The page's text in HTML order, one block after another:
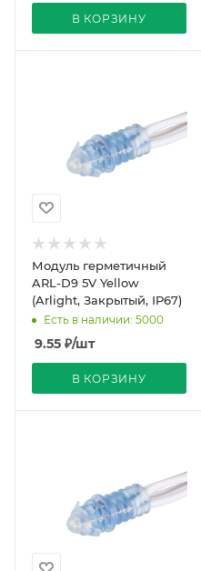
В КОРЗИНУ
Модуль герметичный
ARL-D9 5V Yellow
(Arlight, Закрытый, IP67)
Есть в наличии: 5000
9.55 ₽/шт
В КОРЗИНУ